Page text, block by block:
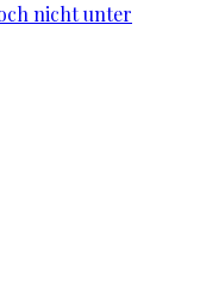
nicht unter